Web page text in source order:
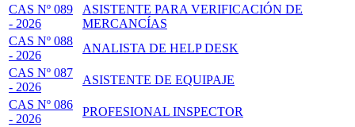
CAS Nº 089
- 2026
ASISTENTE PARA VERIFICACIÓN DE
MERCANCÍAS
CAS Nº 088
- 2026
ANALISTA DE HELP DESK
CAS Nº 087
- 2026
ASISTENTE DE EQUIPAJE
CAS Nº 086
- 2026
PROFESIONAL INSPECTOR